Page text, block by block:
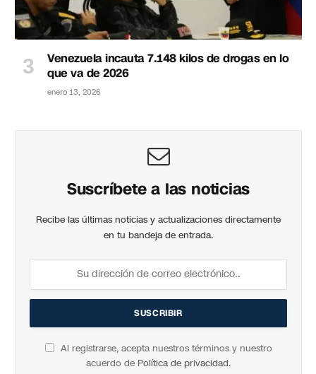
Venezuela incauta 7.148 kilos de drogas en lo
que va de 2026
enero 13, 2026
Suscríbete a las noticias
Recibe las últimas noticias y actualizaciones directamente
en tu bandeja de entrada.
Al registrarse, acepta nuestros términos y nuestro
acuerdo de Política de privacidad.